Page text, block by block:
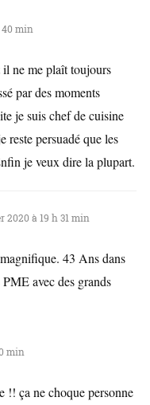
40 min
ne me plaît toujours
par des moments
je suis chef de cuisine
reste persuadé que les
je veux dire la plupart.
2020 à 19 h 31 min
43 Ans dans
avec des grands
min
!! ça ne choque personne